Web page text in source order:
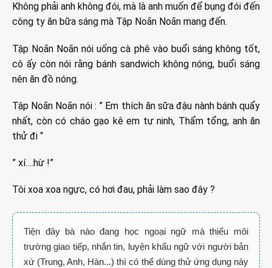
Không phải anh không đói, mà là anh muốn để bụng đói đến
công ty ăn bữa sáng mà Tập Noãn Noãn mang đến.
Tập Noãn Noãn nói uống cà phê vào buổi sáng không tốt,
cô ấy còn nói rằng bánh sandwich không nóng, buổi sáng
nên ăn đồ nóng.
Tập Noãn Noãn nói : ” Em thích ăn sữa đậu nành bánh quẩy
nhất, còn có cháo gạo kê em tự ninh, Thẩm tổng, anh ăn
thử đi “
” xí….hừ !”
Tôi xoa xoa ngực, có hơi đau, phải làm sao đây ?
Tiện đây bà nào đang học ngoại ngữ mà thiếu môi
trường giao tiếp, nhắn tin, luyện khẩu ngữ với người bản
xứ (Trung, Anh, Hàn...) thì có thể dùng thử ứng dụng này